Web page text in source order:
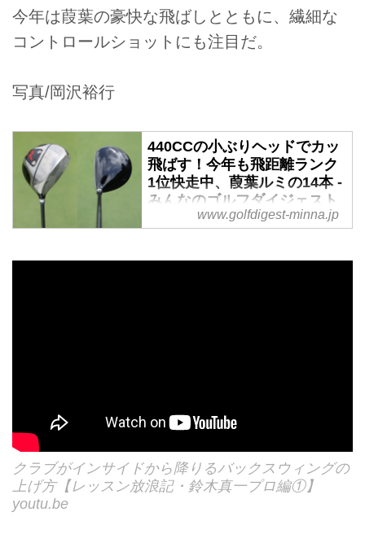
今年は葭葉の豪快な飛ばしとともに、繊細な
コントロールショットにも注目だ。
写真/岡沢裕行
440CCの小ぶりヘッドでカッ
飛ばす！今年も飛距離ランク
1位快走中、葭葉ルミの14本 -
みんなのゴルフダイジェスト
「女子ツアーで飛ばし屋は誰？」
手が葭葉ルミ。契約フリーで、す
www.golfdigest-minna.jp
クラブがインサイドから降りるバックスウィングの
上げ方【レッスン放浪記・鈴木真一プロ編①】
youtu.be